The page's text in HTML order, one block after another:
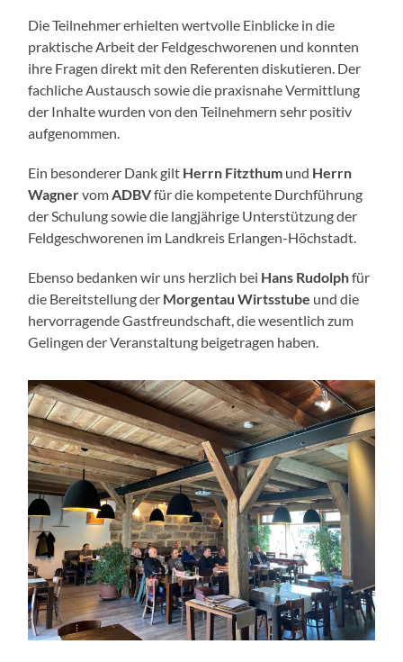
Die Teilnehmer erhielten wertvolle Einblicke in die
praktische Arbeit der Feldgeschworenen und konnten
ihre Fragen direkt mit den Referenten diskutieren. Der
fachliche Austausch sowie die praxisnahe Vermittlung
der Inhalte wurden von den Teilnehmern sehr positiv
aufgenommen.
Ein besonderer Dank gilt Herrn Fitzthum und Herrn
Wagnervom ADBVfür die kompetente Durchführung
der Schulung sowie die langjährige Unterstützung der
Feldgeschworenen im Landkreis Erlangen-Höchstadt.
Ebenso bedanken wir uns herzlich bei Hans Rudolphfür
die Bereitstellung der Morgentau Wirtsstube und die
hervorragende Gastfreundschaft, die wesentlich zum
Gelingen der Veranstaltung beigetragen haben.